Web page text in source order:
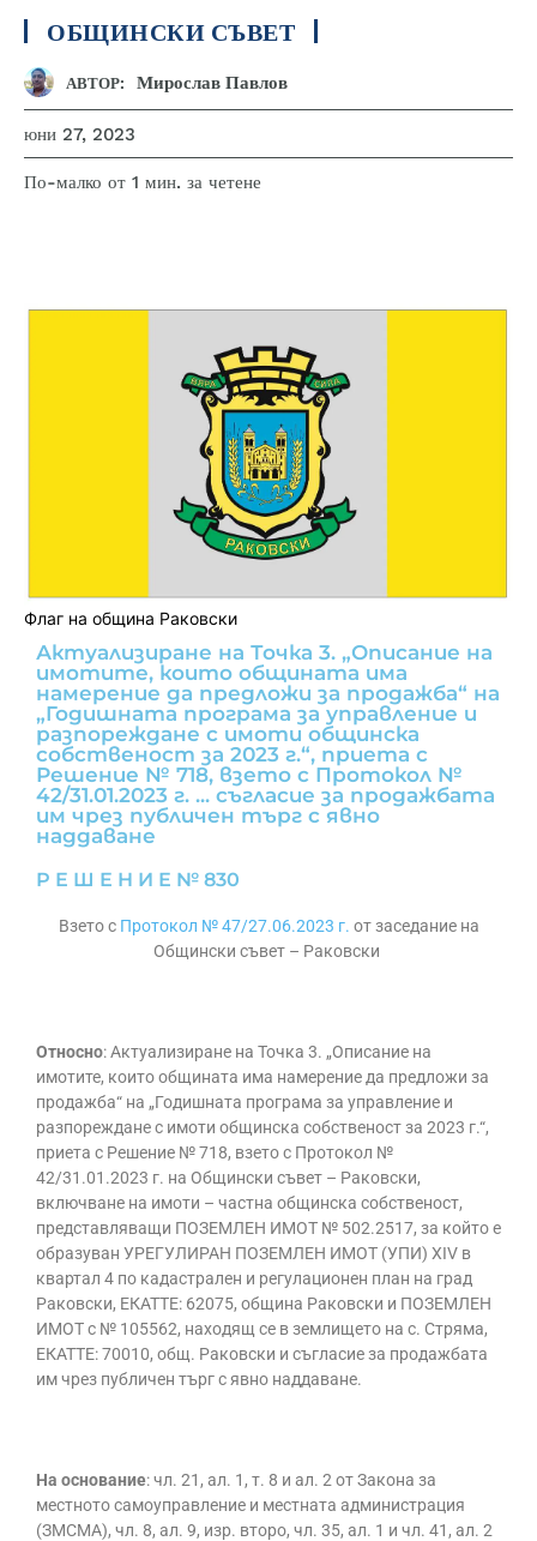
ОБЩИНСКИ СЪВЕТ
АВТОР: Мирослав Павлов
юни 27, 2023
По-малко от 1 мин. за четене
Флаг на община Раковски
Актуализиране на Точка 3. „Описание на
имотите, които общината има
намерение да предложи за продажба“ на
„Годишната програма за управление и
разпореждане с имоти общинска
собственост за 2023 г.“, приета с
Решение № 718, взето с Протокол №
42/31.01.2023 г. ... съгласие за продажбата
им чрез публичен търг с явно
наддаване
Р Е Ш Е Н И Е № 830
Взето с Протокол № 47/27.06.2023 г. от заседание на
Общински съвет – Раковски
Относно: Актуализиране на Точка 3. „Описание на
имотите, които общината има намерение да предложи за
продажба“ на „Годишната програма за управление и
разпореждане с имоти общинска собственост за 2023 г.“,
приета с Решение № 718, взето с Протокол №
42/31.01.2023 г. на Общински съвет – Раковски,
включване на имоти – частна общинска собственост,
представляващи ПОЗЕМЛЕН ИМОТ № 502.2517, за който е
образуван УРЕГУЛИРАН ПОЗЕМЛЕН ИМОТ (УПИ) ХIV в
квартал 4 по кадастрален и регулационен план на град
Раковски, ЕКАТТЕ: 62075, община Раковски и ПОЗЕМЛЕН
ИМОТ с № 105562, находящ се в землището на с. Стряма,
ЕКАТТЕ: 70010, общ. Раковски и съгласие за продажбата
им чрез публичен търг с явно наддаване.
На основание: чл. 21, ал. 1, т. 8 и ал. 2 от Закона за
местното самоуправление и местната администрация
(ЗМСМА), чл. 8, ал. 9, изр. второ, чл. 35, ал. 1 и чл. 41, ал. 2